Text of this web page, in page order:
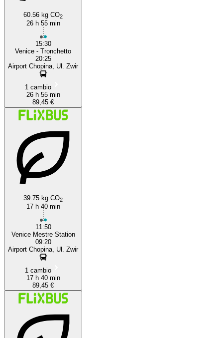
60.56 kg CO2
26 h 55 min
15:30
Venice - Tronchetto
20:25
Airport Chopina, Ul. Zwir
1 cambio
26 h 55 min
89,45 €
39.75 kg CO2
17 h 40 min
11:50
Venice Mestre Station
09:20
Airport Chopina, Ul. Zwir
1 cambio
17 h 40 min
89,45 €